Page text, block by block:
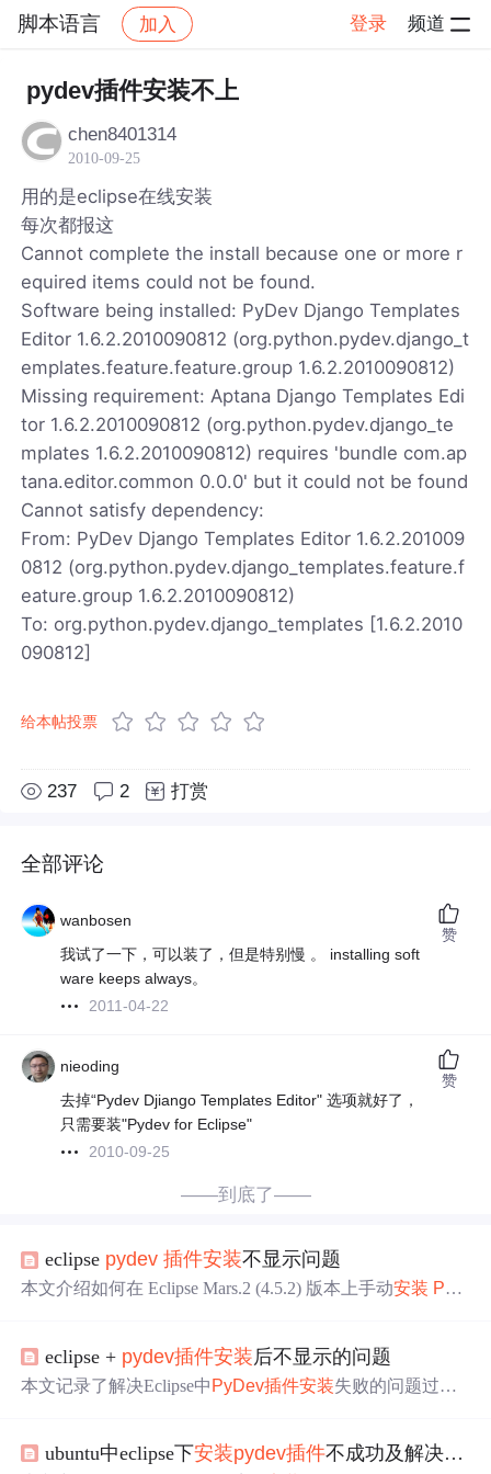
脚本语言 加入 登录 频道
脚本语言 帖子详情
pydev插件安装不上
chen8401314
2010-09-25
用的是eclipse在线安装
每次都报这
Cannot complete the install because one or more r
equired items could not be found.
Software being installed: PyDev Django Templates
Editor 1.6.2.2010090812 (org.python.pydev.django_t
emplates.feature.feature.group 1.6.2.2010090812)
Missing requirement: Aptana Django Templates Edi
tor 1.6.2.2010090812 (org.python.pydev.django_te
mplates 1.6.2.2010090812) requires 'bundle com.ap
tana.editor.common 0.0.0' but it could not be found
Cannot satisfy dependency:
From: PyDev Django Templates Editor 1.6.2.201009
0812 (org.python.pydev.django_templates.feature.f
eature.group 1.6.2.2010090812)
To: org.python.pydev.django_templates [1.6.2.2010
090812]
给本帖投票
237 2 打赏
全部评论
wanbosen
我试了一下，可以装了，但是特别慢 。 installing soft
ware keeps always。
2011-04-22
赞
nieoding
去掉“Pydev Djiango Templates Editor" 选项就好了，
只需要装"Pydev for Eclipse"
2010-09-25
赞
——到底了——
eclipse pydev 插件安装不显示问题
本文介绍如何在 Eclipse Mars.2 (4.5.2) 版本上手动安装 PyD
效解决问题。
eclipse + pydev插件安装后不显示的问题
本文记录了解决Eclipse中 PyDev插件安装失败的问题过
定版本的方法解决了问题。
ubuntu中eclipse下安装pydev插件不成功及解决方法